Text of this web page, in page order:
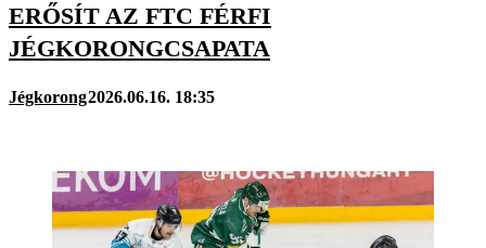
ERŐSÍT AZ FTC FÉRFI
JÉGKORONGCSAPATA
Jégkorong2026.06.16. 18:35